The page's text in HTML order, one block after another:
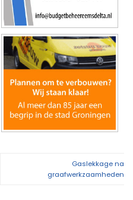
Gaslekkage na
graafwerkzaamheden